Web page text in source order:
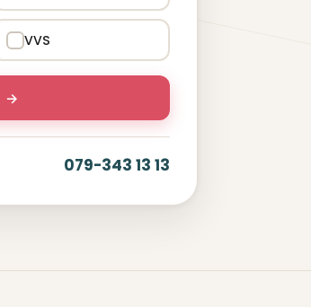
VVS
→
079-343 13 13